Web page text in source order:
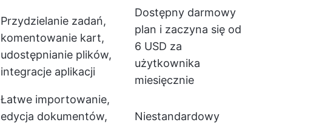
Przydzielanie zadań,
komentowanie kart,
udostępnianie plików,
integracje aplikacji
Dostępny darmowy
plan i zaczyna się od
6 USD za
użytkownika
miesięcznie
Łatwe importowanie,
edycja dokumentów,
Niestandardowy